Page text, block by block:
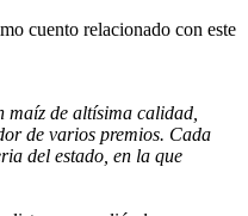
cuento relacionado con este
de altísima calidad,
de varios premios. Cada
del estado, en la que